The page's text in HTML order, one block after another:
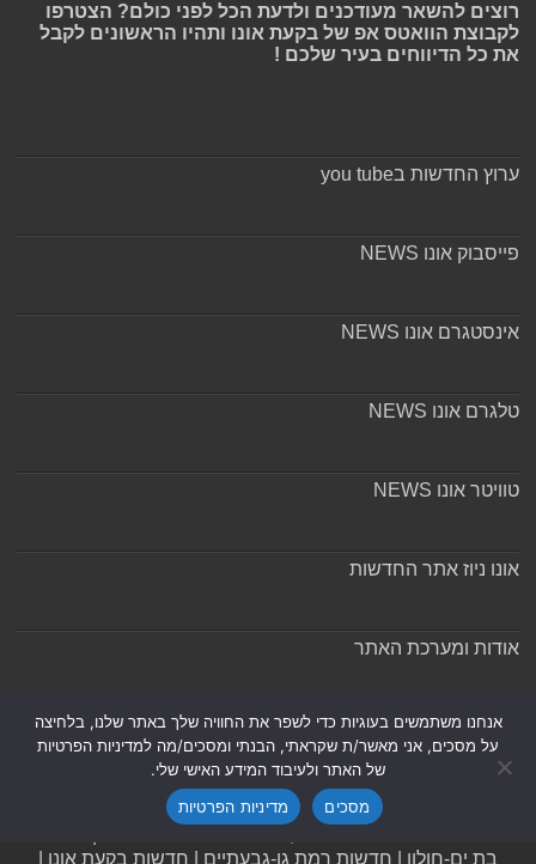
רוצים להשאר מעודכנים ולדעת הכל לפני כולם? הצטרפו
לקבוצת הוואטס אפ של בקעת אונו ותהיו הראשונים לקבל
את כל הדיווחים בעיר שלכם !
ערוץ החדשות בyou tube
פייסבוק אונו NEWS
אינסטגרם אונו NEWS
טלגרם אונו NEWS
טוויטר אונו NEWS
אונו ניוז אתר החדשות
אודות ומערכת האתר
Powered byNintay
בת ים-חולון
חדשות רמת גן-גבעתיים חדשות בקעת אונו
אנחנו משתמשים בעוגיות כדי לשפר את החוויה שלך באתר שלנו, בלחיצה
על מסכים, אני מאשר/ת שקראתי, הבנתי ומסכים/מה למדיניות הפרטיות
של האתר ולעיבוד המידע האישי שלי.
מסכים
מדיניות הפרטיות